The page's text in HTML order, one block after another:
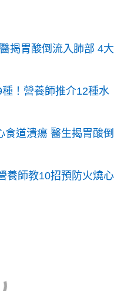
揭胃酸倒流入肺部 4大
！營養師推介12種水
道潰瘍 醫生揭胃酸倒
養師教10招預防火燒心